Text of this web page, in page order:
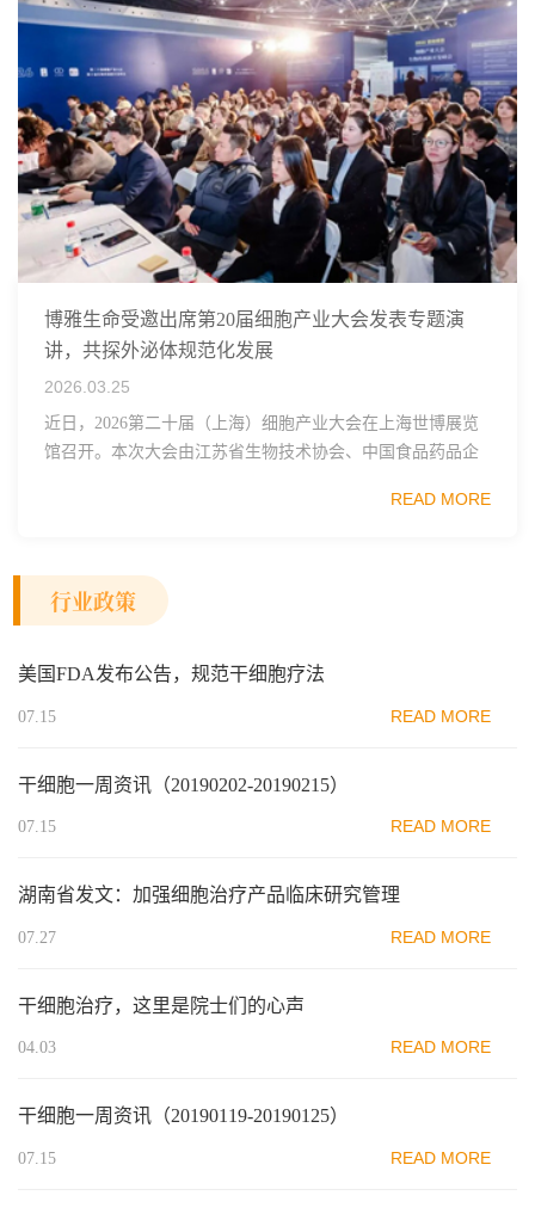
博雅生命受邀出席第20届细胞产业大会发表专题演
讲，共探外泌体规范化发展
2026.03.25
近日，2026第二十届（上海）细胞产业大会在上海世博展览
馆召开。本次大会由江苏省生物技术协会、中国食品药品企
范区生物医药行业协会、瑞士日内瓦长寿科学...
READ MORE
行业政策
美国FDA发布公告，规范干细胞疗法
07.15 READ MORE
干细胞一周资讯（20190202-20190215）
07.15 READ MORE
湖南省发文：加强细胞治疗产品临床研究管理
07.27 READ MORE
干细胞治疗，这里是院士们的心声
04.03 READ MORE
干细胞一周资讯（20190119-20190125）
07.15 READ MORE